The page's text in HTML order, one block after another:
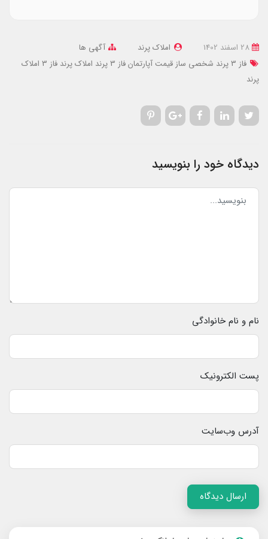
املاک پرند
آگهی ها
فاز 3 پرند شخصی ساز
قیمت آپارتمان فاز 3 پرند املاک پرند فاز 3
املاک
پرند
دیدگاه خود را بنویسید
نام و نام خانوادگی
پست الکترونیک
آدرس وب‌سایت
ارسال دیدگاه